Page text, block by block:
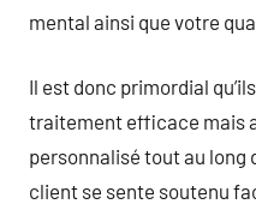
mental ainsi que votre
Il est donc primordial
traitement efficace mais
personnalisé tout au long
client se sente soutenu